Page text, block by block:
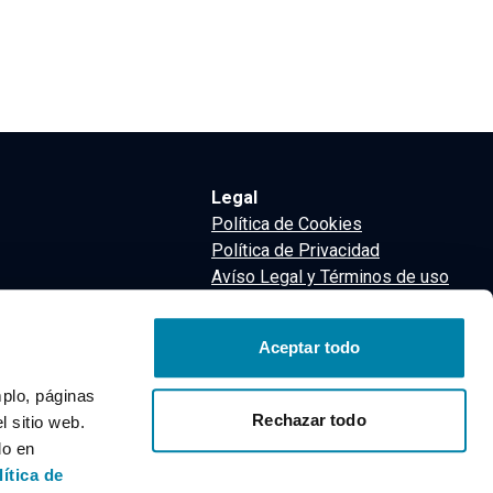
páginas
sitio web.
en
de
Aceptar todo
Rechazar todo
Legal
Política de Cookies
Política de Privacidad
Avíso Legal y Términos de uso